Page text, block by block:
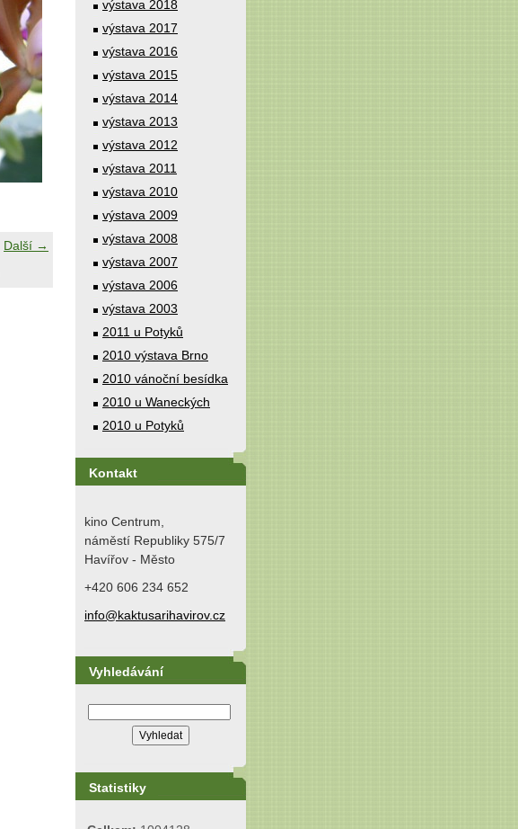
Další →
výstava 2018
výstava 2017
výstava 2016
výstava 2015
výstava 2014
výstava 2013
výstava 2012
výstava 2011
výstava 2010
výstava 2009
výstava 2008
výstava 2007
výstava 2006
výstava 2003
2011 u Potyků
2010 výstava Brno
2010 vánoční besídka
2010 u Waneckých
2010 u Potyků
Kontakt
kino Centrum,
náměstí Republiky 575/7
Havířov - Město
+420 606 234 652
info@kaktusarihavirov.cz
Vyhledávání
Statistiky